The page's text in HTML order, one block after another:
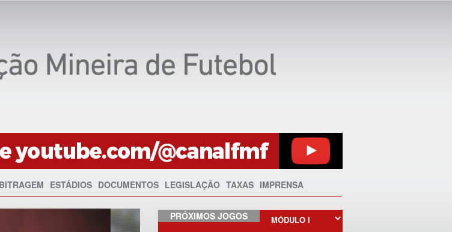
ESTÁDIOS DOCUMENTOS LEGISLAÇÃO TAXAS IMPRENSA
Anterior
PRÓXIMOS JOGOS